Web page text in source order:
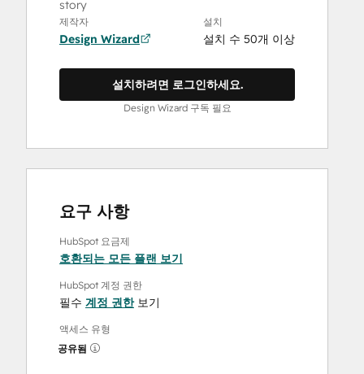
story
제작자
Design Wizard
설치
설치 수 50개 이상
설치하려면 로그인하세요.
Design Wizard 구독 필요
요구 사항
HubSpot 요금제
호환되는 모든 플랜 보기
HubSpot 계정 권한
필수 계정 권한보기
액세스 유형
공유됨